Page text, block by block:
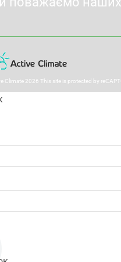
Climate 2026 This site is protected by